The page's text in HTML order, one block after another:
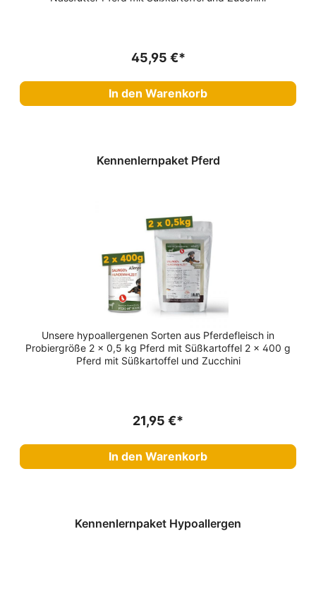
45,95 €*
In den Warenkorb
Kennenlernpaket Pferd
Unsere hypoallergenen Sorten aus Pferdefleisch in
Probiergröße 2 x 0,5 kg Pferd mit Süßkartoffel 2 x 400 g
Pferd mit Süßkartoffel und Zucchini
21,95 €*
In den Warenkorb
Kennenlernpaket Hypoallergen